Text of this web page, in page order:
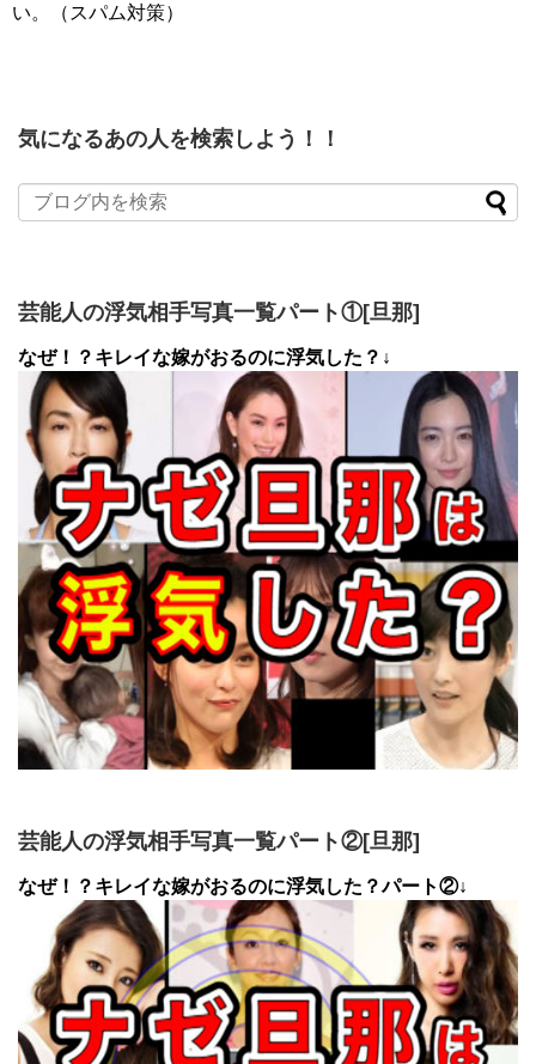
い。（スパム対策）
気になるあの人を検索しよう！！
芸能人の浮気相手写真一覧パート①[旦那]
なぜ！？キレイな嫁がおるのに浮気した？↓
芸能人の浮気相手写真一覧パート②[旦那]
なぜ！？キレイな嫁がおるのに浮気した？パート②↓